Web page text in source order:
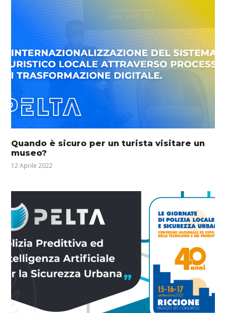
Quando è sicuro per un turista visitare un
museo?
12 Aprile 2022